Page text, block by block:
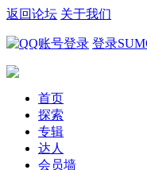
返回论坛 关于我们
登录
首页
探索
专辑
达人
会员墙